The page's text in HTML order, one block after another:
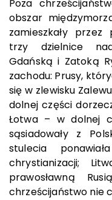
Poza
obszar
zamieszkały przez
trzy dzielnice
Gdańską i Zatoką
zachodu: Prusy,
się w zlewisku
dolnej części
Łotwa – w dolnej
sąsiadowały z
stulecia
chrystianizacji;
prawosławną
chrześcijaństwo nie